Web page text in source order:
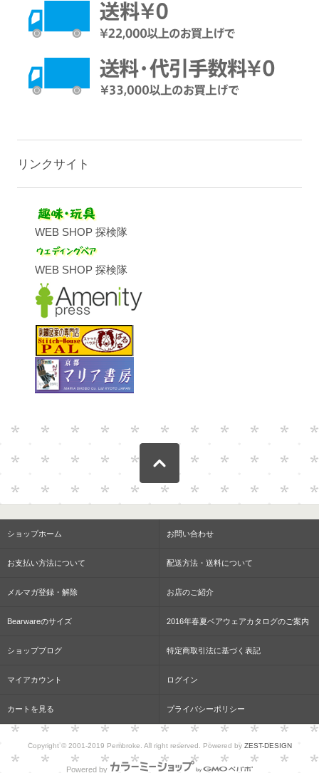
リンクサイト
WEB SHOP 探検隊
WEB SHOP 探検隊
ショップホーム お問い合わせ
お支払い方法について 配送方法・送料について
メルマガ登録・解除 お店のご紹介
Bearwareのサイズ 2016年春夏ベアウェアカタログのご案内
ショップブログ 特定商取引法に基づく表記
マイアカウント ログイン
カートを見る プライバシーポリシー
Copyright © 2001-2019 Pembroke. All right reserved. Powered by ZEST-DESIGN
Powered by